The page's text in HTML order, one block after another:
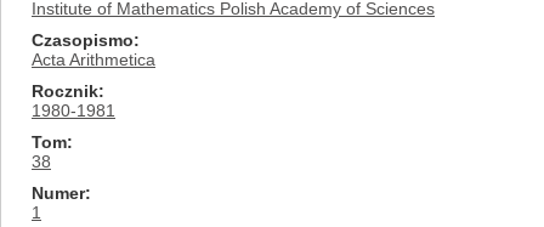
Institute of Mathematics Polish Academy of Sciences
Czasopismo
Acta Arithmetica
Rocznik
1980-1981
Tom
38
Numer
1